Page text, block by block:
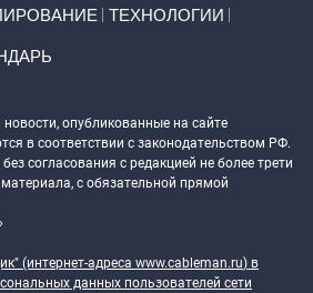
ТЕХНОЛОГИИ
опубликованные на сайте
в соответствии с законодательством РФ.
согласования с редакцией не более трети
с обязательной прямой
(интернет-адреса www.cableman.ru) в
данных пользователей сети